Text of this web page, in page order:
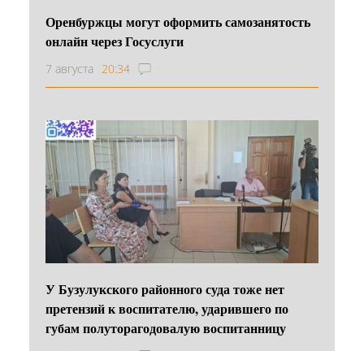
Оренбуржцы могут оформить самозанятость
онлайн через Госуслуги
7 августа 20:34
У Бузулукского районного суда тоже нет
претензий к воспитателю, ударившего по
губам полуторагодовалую воспитанницу